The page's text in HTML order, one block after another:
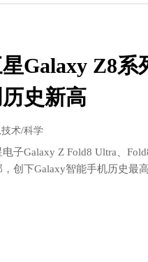
Galaxy Z8系
史新高
术/科学
电子Galaxy Z Fold8 Ultra、
，创下Galaxy智能手机历史最